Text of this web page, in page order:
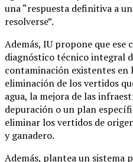
una “respuesta definitiva a
resolverse”.
Además, IU propone que ese
diagnóstico técnico integral
contaminación existentes en
eliminación de los vertidos
agua, la mejora de las
depuración o un plan
eliminar los vertidos de
y ganadero.
Además, plantea un sistema